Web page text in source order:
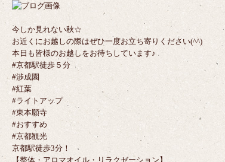
今しか見れない秋☆
お近くにお越しの際はぜひ一度お立ち寄りください(^^)
本日も皆様のお越しをお待ちしています♪
#京都駅徒歩５分
#渉成園
#紅葉
#ライトアップ
#東本願寺
#おすすめ
#京都観光
京都駅徒歩3分！
【整体・アロマオイル・リラクゼーション】